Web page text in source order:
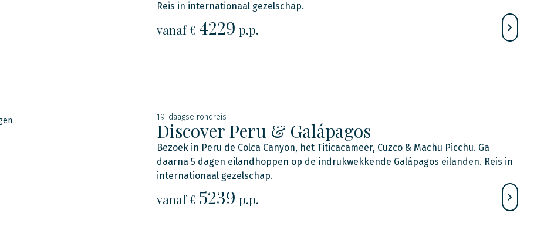
Reis in internationaal gezelschap.
vanaf € 4229 p.p.
19-daagse rondreis
Discover Peru & Galápagos
Bezoek in Peru de Colca Canyon, het Titicacameer, Cuzco & Machu Picchu. Ga
daarna 5 dagen eilandhoppen op de indrukwekkende Galápagos eilanden. Reis in
internationaal gezelschap.
vanaf € 5239 p.p.